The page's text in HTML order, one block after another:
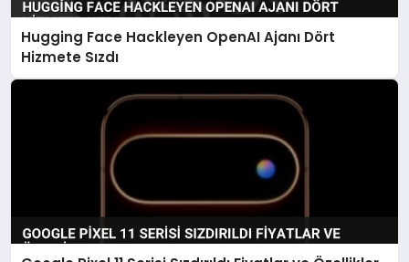
Hugging Face Hackleyen OpenAI Ajanı Dört
Hizmete Sızdı